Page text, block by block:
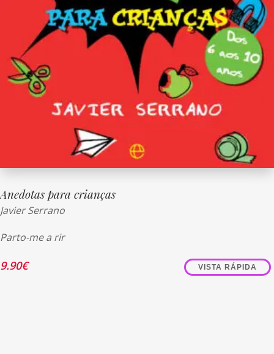
Anedotas para crianças
Javier Serrano
Parto-me a rir
9.90€ VISTA RÁPIDA